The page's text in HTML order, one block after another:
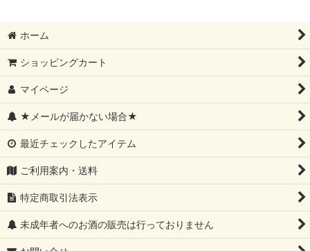
ホーム
ショッピングカート
マイページ
★メールが届かない場合★
最近チェックしたアイテム
ご利用案内・送料
特定商取引法表示
未成年者へのお酒の販売は行っておりません